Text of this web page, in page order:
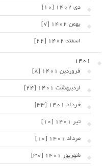
دی 1402 [10]
بهمن 1402 [7]
اسفند 1402 [22]
1401
فروردین 1401 [8]
اردیبهشت 1401 [24]
خرداد 1401 [33]
تیر 1401 [10]
مرداد 1401 [10]
شهریور 1401 [30]